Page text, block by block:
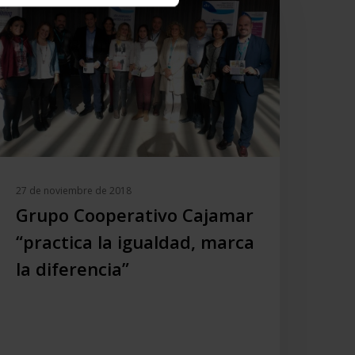
27 de noviembre de 2018
Grupo Cooperativo Cajamar
“practica la igualdad, marca
la diferencia”